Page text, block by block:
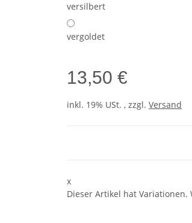
versilbert
vergoldet
13,50 €
inkl. 19% USt. , zzgl. Versand
x
Dieser Artikel hat